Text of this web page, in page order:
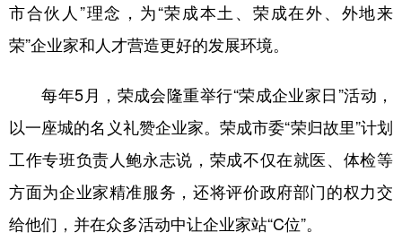
市合伙人”理念，为“荣成本土、荣成在外、外地来
荣”企业家和人才营造更好的发展环境。
每年5月，荣成会隆重举行“荣成企业家日”活动，
以一座城的名义礼赞企业家。荣成市委“荣归故里”计划
工作专班负责人鲍永志说，荣成不仅在就医、体检等
方面为企业家精准服务，还将评价政府部门的权力交
给他们，并在众多活动中让企业家站“C位”。